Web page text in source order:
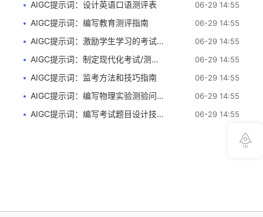
AIGC提示词：设计英语口语测评表 06-29 14:55
AIGC提示词：编写教育测评指南 06-29 14:55
AIGC提示词：激励学生学习的考试设计 06-29 14:55
AIGC提示词：制定现代化考试/测验方法 06-29 14:55
AIGC提示词：监考方法和技巧指南 06-29 14:55
AIGC提示词：编写物理实验测验问题 06-29 14:55
AIGC提示词：编写考试题目设计技巧 06-29 14:55